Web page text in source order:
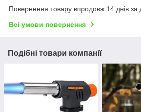
Повернення товару впродовж 14 днів за
Всі умови повернення
Подібні товари компанії